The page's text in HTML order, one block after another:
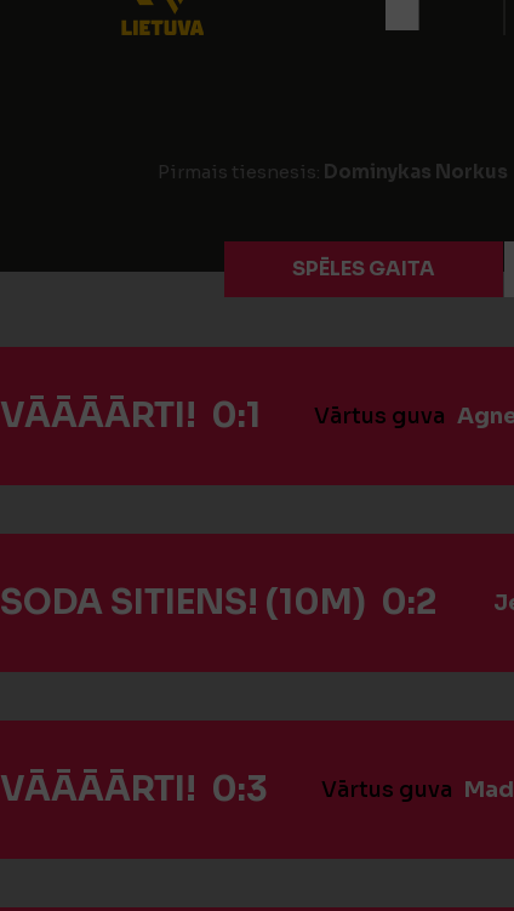
Pirmais tiesnesis: Dominykas Norkus
SPĒLES GAITA
VĀĀĀĀRTI! 0:1 Vārtus guva
SODA SITIENS! (10M) 0:2
VĀĀĀĀRTI! 0:3 Vārtus guva